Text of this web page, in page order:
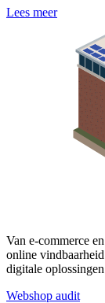
Lees meer
Van e-commerce
online
digitale
Webshop audit